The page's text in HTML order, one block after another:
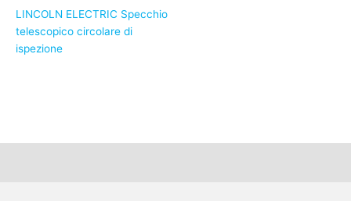
LINCOLN ELECTRIC Specchio
telescopico circolare di
ispezione